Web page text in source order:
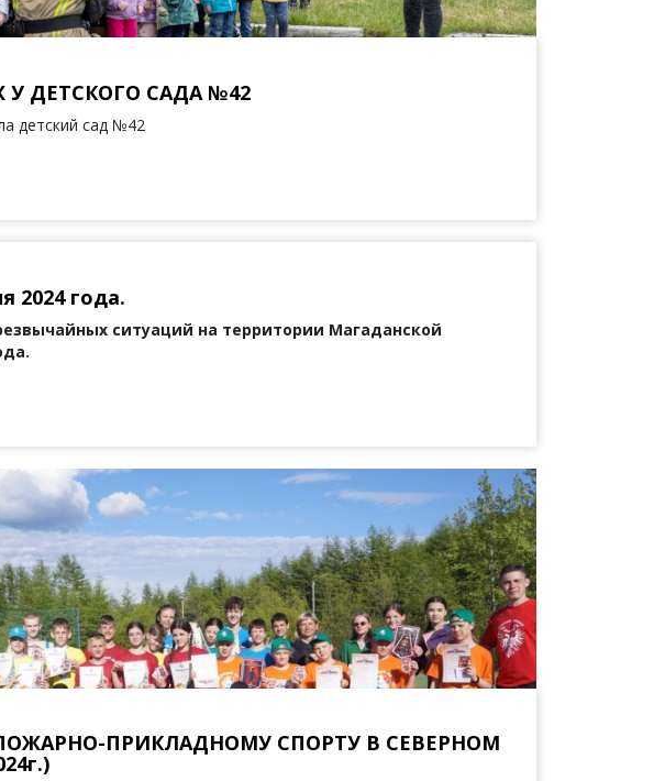
ДЕТСКОГО САДА №42
детский сад №42
2024 года.
ситуаций на территории Магаданской
ПРИКЛАДНОМУ СПОРТУ В СЕВЕРНОМ